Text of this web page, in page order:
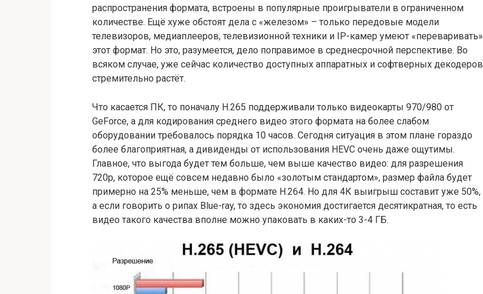
распространения формата, встроены в популярные проигрыватели в ограниченном
количестве. Ещё хуже обстоят дела с «железом» – только передовые модели
телевизоров, медиаплееров, телевизионной техники и IP-камер умеют «переваривать»
этот формат. Но это, разумеется, дело поправимое в среднесрочной перспективе. Во
всяком случае, уже сейчас количество доступных аппаратных и софтверных декодеров
стремительно растёт.
Что касается ПК, то поначалу H.265 поддерживали только видеокарты 970/980 от
GeForce, а для кодирования среднего видео этого формата на более слабом
оборудовании требовалось порядка 10 часов. Сегодня ситуация в этом плане гораздо
более благоприятная, а дивиденды от использования HEVC очень даже ощутимы.
Главное, что выгода будет тем больше, чем выше качество видео: для разрешения
720p, которое ещё совсем недавно было «золотым стандартом», размер файла будет
примерно на 25% меньше, чем в формате H.264. Но для 4К выигрыш составит уже 50%,
а если говорить о рипах Blue-ray, то здесь экономия достигается десятикратная, то есть
видео такого качества вполне можно упаковать в каких-то 3-4 ГБ.